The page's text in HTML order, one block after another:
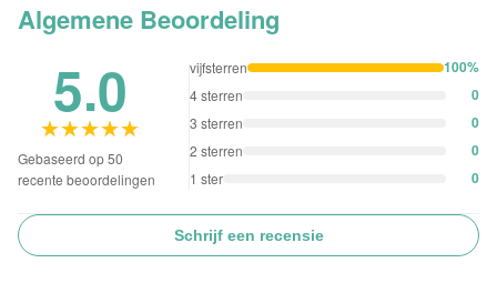
Algemene Beoordeling
5.0
★★★★★
★★★★★
Gebaseerd op 50
recente beoordelingen
vijfsterren 100%
4 sterren 0
3 sterren 0
2 sterren 0
1 ster 0
Schrijf een recensie